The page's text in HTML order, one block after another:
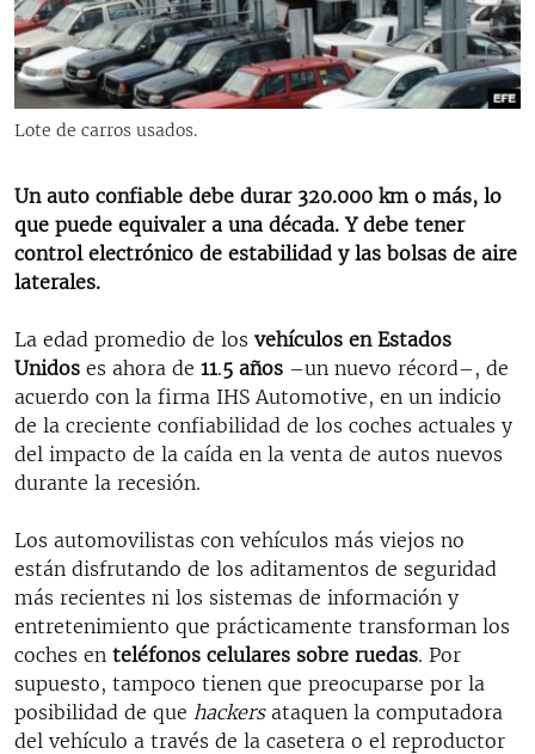
RADIO MARTÍ
ESPECIALES
ESPECIALES
SER VIEJO EN CUBA
KENTU-CUBANO
LOS SANTOS DE HIALEAH
LA INVASIÓN DE RUSIA A UCRANIA
MULTIMEDIA
Lote de carros usados.
Un auto confiable debe durar 320.000 km o más, lo
que puede equivaler a una década. Y debe tener
control electrónico de estabilidad y las bolsas de aire
laterales.
La edad promedio de los vehículos en Estados
Unidos es ahora de 11.5 años –un nuevo récord–, de
acuerdo con la firma IHS Automotive, en un indicio
de la creciente confiabilidad de los coches actuales y
del impacto de la caída en la venta de autos nuevos
durante la recesión.
Los automovilistas con vehículos más viejos no
están disfrutando de los aditamentos de seguridad
más recientes ni los sistemas de información y
entretenimiento que prácticamente transforman los
coches en teléfonos celulares sobre ruedas. Por
supuesto, tampoco tienen que preocuparse por la
posibilidad de que hackers ataquen la computadora
del vehículo a través de la casetera o el reproductor